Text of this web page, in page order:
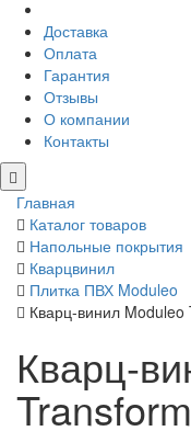
Доставка
Оплата
Гарантия
Отзывы
О компании
Контакты
Главная
Каталог товаров
Напольные покрытия
Кварцвинил
Плитка ПВХ Moduleo
Кварц-винил
Кварц-